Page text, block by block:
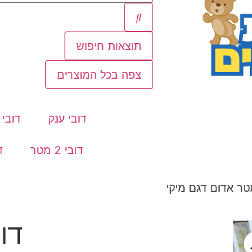
תוצאות חיפוש
צפה בכל המוצרים
דובי ענק
דובי 2 מטר
אדום דגם מיקי